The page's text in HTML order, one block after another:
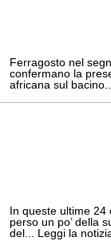
Ferragosto nel
confermano la
africana sul
In queste ultime 24
perso un po’ della
del... Leggi la